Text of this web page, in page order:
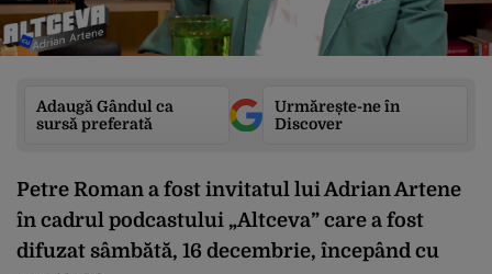
Adaugă Gândul ca
sursă preferată
Urmărește-ne în
Discover
Petre Roman a fost invitatul lui Adrian Artene
în cadrul podcastului „Altceva” care a fost
difuzat sâmbătă, 16 decembrie, începând cu